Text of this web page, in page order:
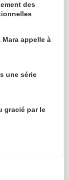
des
Mara appelle à
une série
gracié par le